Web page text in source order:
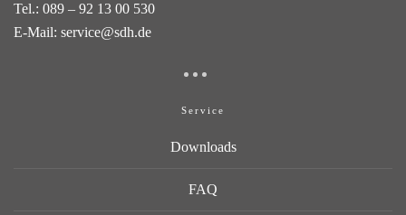
Tel.: 089 – 92 13 00 530
E-Mail: service@sdh.de
Service
Downloads
FAQ